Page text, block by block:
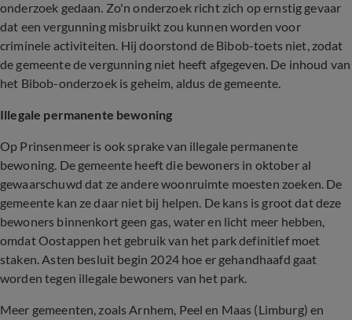
onderzoek gedaan. Zo'n onderzoek richt zich op ernstig gevaar
dat een vergunning misbruikt zou kunnen worden voor
criminele activiteiten. Hij doorstond de Bibob-toets niet, zodat
de gemeente de vergunning niet heeft afgegeven. De inhoud van
het Bibob-onderzoek is geheim, aldus de gemeente.
Illegale permanente bewoning
Op Prinsenmeer is ook sprake van illegale permanente
bewoning. De gemeente heeft die bewoners in oktober al
gewaarschuwd dat ze andere woonruimte moesten zoeken. De
gemeente kan ze daar niet bij helpen. De kans is groot dat deze
bewoners binnenkort geen gas, water en licht meer hebben,
omdat Oostappen het gebruik van het park definitief moet
staken. Asten besluit begin 2024 hoe er gehandhaafd gaat
worden tegen illegale bewoners van het park.
Meer gemeenten, zoals Arnhem, Peel en Maas (Limburg) en